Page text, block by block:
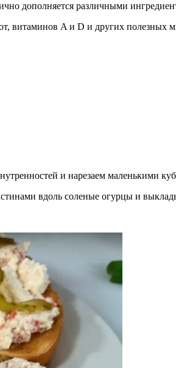
дополняется различными
A и D и других полезных
и нарезаем маленькими
вдоль соленые огурцы и